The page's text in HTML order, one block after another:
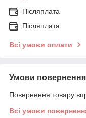
Післяплата
Післяплата
Всі умови оплати
Умови повернення
Повернення товару
Всі умови